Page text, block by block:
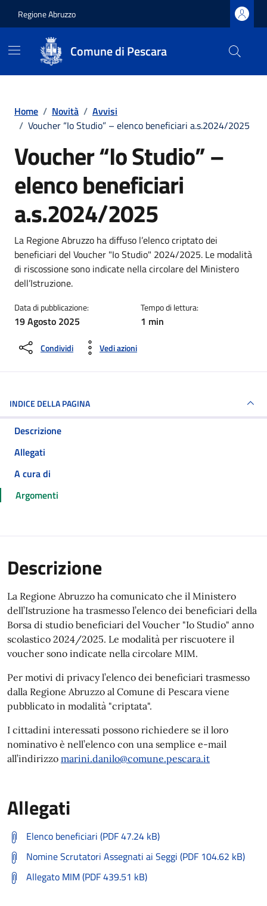
Regione Abruzzo
Comune di Pescara
Home / Novità / Avvisi
/ Voucher “Io Studio” – elenco beneficiari a.s.2024/2025
Voucher “Io Studio” –
elenco beneficiari
a.s.2024/2025
Dettagli della notizia
La Regione Abruzzo ha diffuso l’elenco criptato dei
beneficiari del Voucher "Io Studio" 2024/2025. Le modalità
di riscossione sono indicate nella circolare del Ministero
dell’Istruzione.
Data di pubblicazione:
19 Agosto 2025
Tempo di lettura:
1 min
Condividi Vedi azioni
INDICE DELLA PAGINA
Descrizione
Allegati
A cura di
Argomenti
Descrizione
La Regione Abruzzo ha comunicato che il Ministero
dell’Istruzione ha trasmesso l’elenco dei beneficiari della
Borsa di studio beneficiari del Voucher "Io Studio" anno
scolastico 2024/2025. Le modalità per riscuotere il
voucher sono indicate nella circolare MIM.
Per motivi di privacy l’elenco dei beneficiari trasmesso
dalla Regione Abruzzo al Comune di Pescara viene
pubblicato in modalità "criptata".
I cittadini interessati possono richiedere se il loro
nominativo è nell’elenco con una semplice e-mail
all’indirizzo marini.danilo@comune.pescara.it
Allegati
Elenco beneficiari (PDF 47.24 kB)
Nomine Scrutatori Assegnati ai Seggi (PDF 104.62 kB)
Allegato MIM (PDF 439.51 kB)